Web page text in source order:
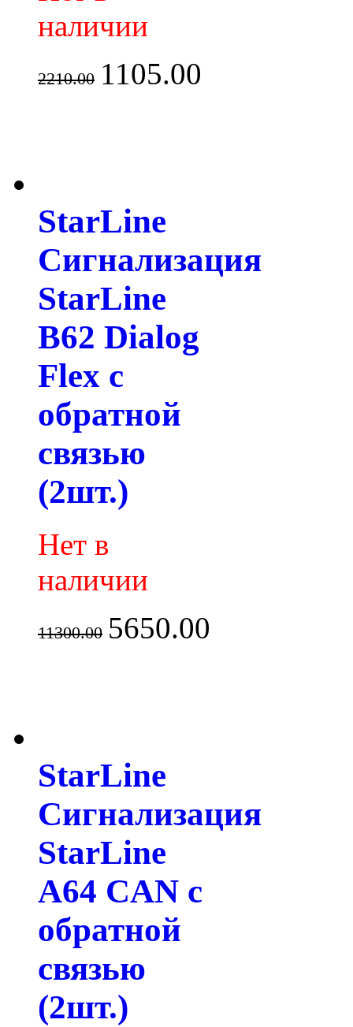
наличии
2210.00 1105.00
StarLine
Сигнализация
StarLine
B62 Dialog
Flex с
обратной
связью
(2шт.)
Нет в
наличии
11300.00 5650.00
StarLine
Сигнализация
StarLine
A64 CAN с
обратной
связью
(2шт.)